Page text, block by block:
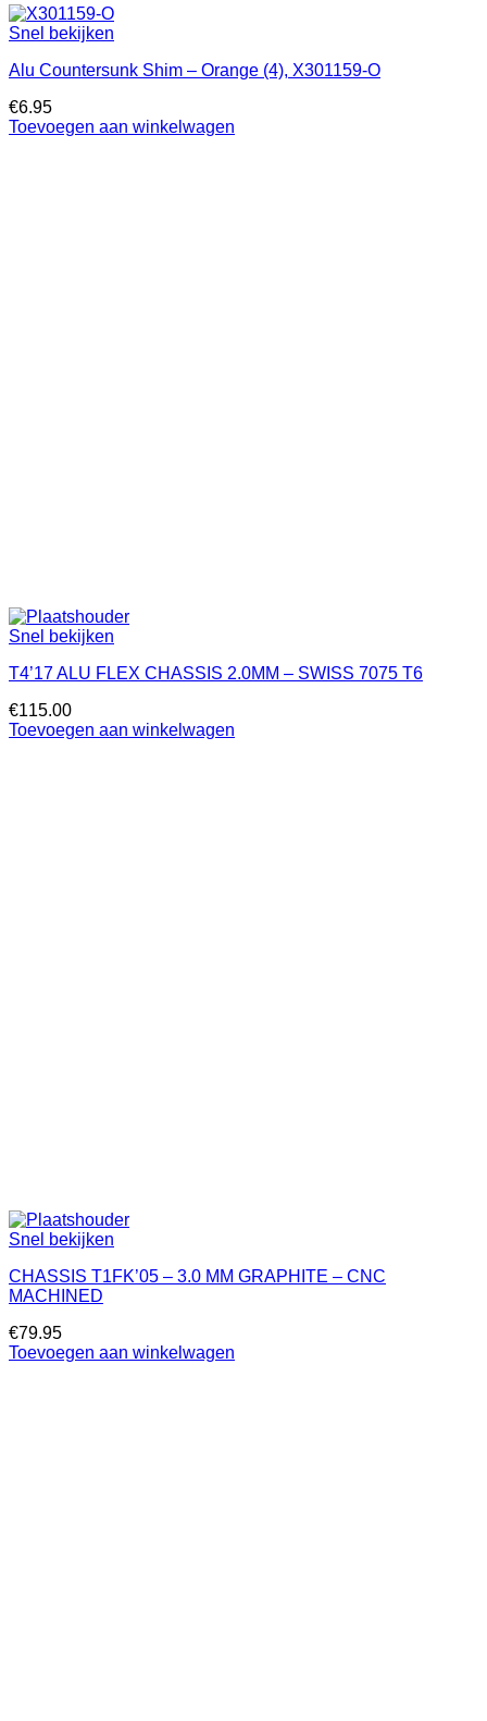
Snel bekijken
Alu Countersunk Shim – Orange (4), X301159-O
€6.95
Toevoegen aan winkelwagen
Snel bekijken
T4’17 ALU FLEX CHASSIS 2.0MM – SWISS 7075 T6
€115.00
Toevoegen aan winkelwagen
Snel bekijken
CHASSIS T1FK’05 – 3.0 MM GRAPHITE – CNC
MACHINED
€79.95
Toevoegen aan winkelwagen